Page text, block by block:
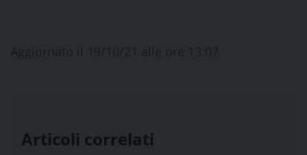
Articoli correlati